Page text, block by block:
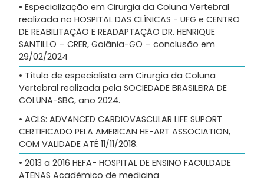
• Especialização em Cirurgia da Coluna Vertebral
realizada no HOSPITAL DAS CLÍNICAS - UFG e CENTRO
DE REABILITAÇÃO E READAPTAÇÃO DR. HENRIQUE
SANTILLO – CRER, Goiânia-GO – conclusão em
29/02/2024
• Título de especialista em Cirurgia da Coluna
Vertebral realizada pela SOCIEDADE BRASILEIRA DE
COLUNA-SBC, ano 2024.
• ACLS: ADVANCED CARDIOVASCULAR LIFE SUPORT
CERTIFICADO PELA AMERICAN HE-ART ASSOCIATION,
COM VALIDADE ATÉ 11/11/2018.
• 2013 a 2016 HEFA- HOSPITAL DE ENSINO FACULDADE
ATENAS Acadêmico de medicina